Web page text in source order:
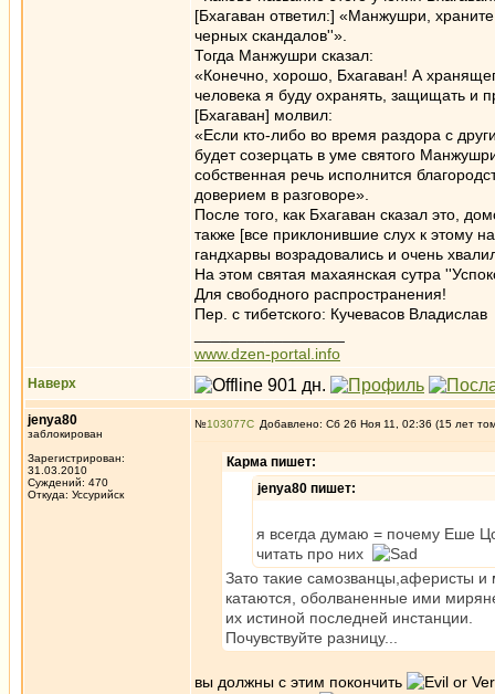
[Бхагаван ответил:] «Манжушри,
черных скандалов''».
Тогда Манжушри сказал:
«Конечно, хорошо, Бхагаван! А
человека я буду охранять, защищать и
[Бхагаван] молвил:
«Если кто-либо во время раздора с
будет созерцать в уме святого
собственная речь исполнится
доверием в разговоре».
После того, как Бхагаван сказал это,
также [все приклонившие слух к этому
гандхарвы возрадовались и очень
На этом святая махаянская сутра
Для свободного распространения!
Пер. с тибетского: Кучевасов Владислав
www.dzen-portal.info
Наверх
jenya80
заблокирован
Зарегистрирован:
31.03.2010
Суждений: 470
Откуда: Уссурийск
№103077 Добавлено: Сб 26 Ноя 11, 02:36 (15 лет
Карма пишет:
jenya80 пишет:
я всегда думаю = почему Еше
читать про них
Зато такие самозванцы,аферисты
катаются, оболваненные ими
их истиной последней инстанции.
Почувствуйте разницу...
вы должны с этим покончить